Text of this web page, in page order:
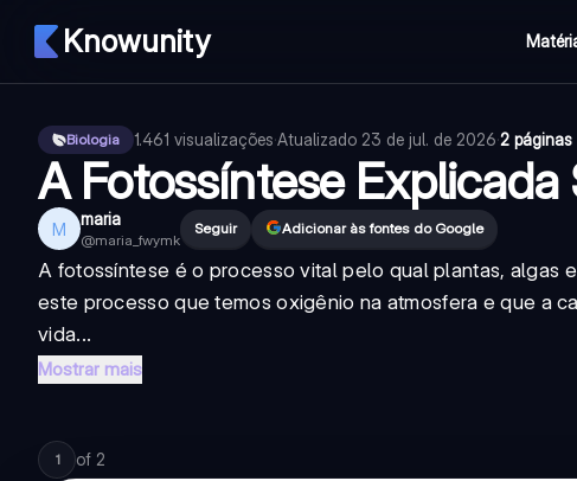
Knowunity
Biologia 1.461 visualizações·Atualizado 23 de jul. de 2026·2 páginas
A Fotossíntese
M maria
@maria_fwymk
Seguir Adicionar às fontes do Google
A fotossíntese é o processo vital pelo qual plantas, algas
este processo que temos oxigênio na atmosfera e que a
vida...
Mostrar mais
1 of 2